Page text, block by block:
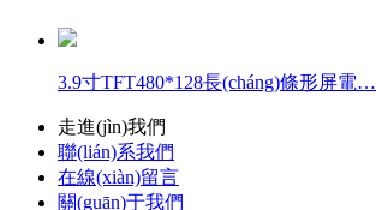
3.9寸TFT480*128長(cháng)條形屏電…
走進(jìn)我們
聯(lián)系我們
在線(xiàn)留言
關(guān)于我們